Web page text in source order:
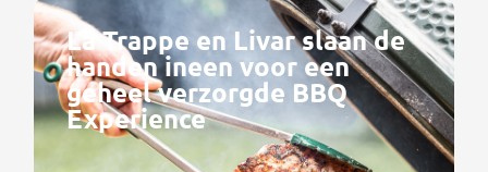
La Trappe en Livar slaan de
handen ineen voor een
geheel verzorgde BBQ
Experience